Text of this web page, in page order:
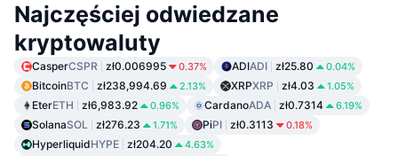
Najczęściej odwiedzane
kryptowaluty
CasperCSPR zł0.006995 0.37% ADIADI zł25.80 0.04%
BitcoinBTC zł238,994.69 2.13% XRPXRP zł4.03 1.05%
EterETH zł6,983.92 0.96% CardanoADA zł0.7314 6.19%
SolanaSOL zł276.23 1.71% PiPI zł0.3113 0.18%
HyperliquidHYPE zł204.20 4.63%